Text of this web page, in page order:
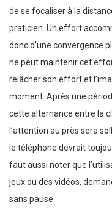
de se focaliser à la
praticien. Un effort
donc d’une convergence
ne peut maintenir cet
relâcher son effort et
moment. Après une
cette alternance entre la
l’attention au près sera
le téléphone devrait
faut aussi noter que
jeux ou des vidéos,
sans pause.